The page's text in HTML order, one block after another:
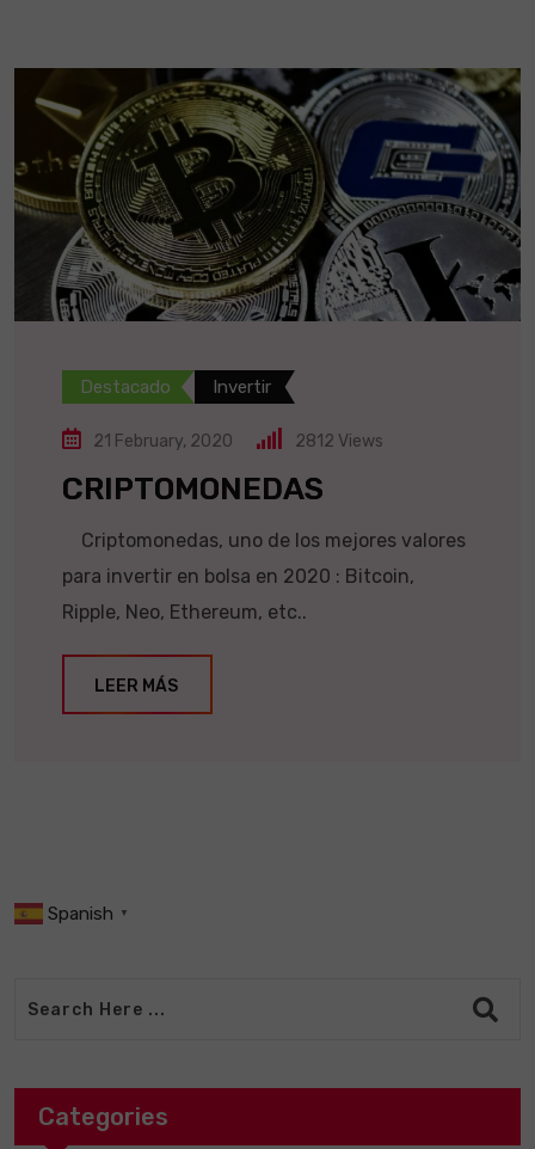
Destacado Invertir
21 February, 2020 2812 Views
CRIPTOMONEDAS
Criptomonedas, uno de los mejores valores
para invertir en bolsa en 2020 : Bitcoin,
Ripple, Neo, Ethereum, etc..
LEER MÁS
Spanish ▼
Categories